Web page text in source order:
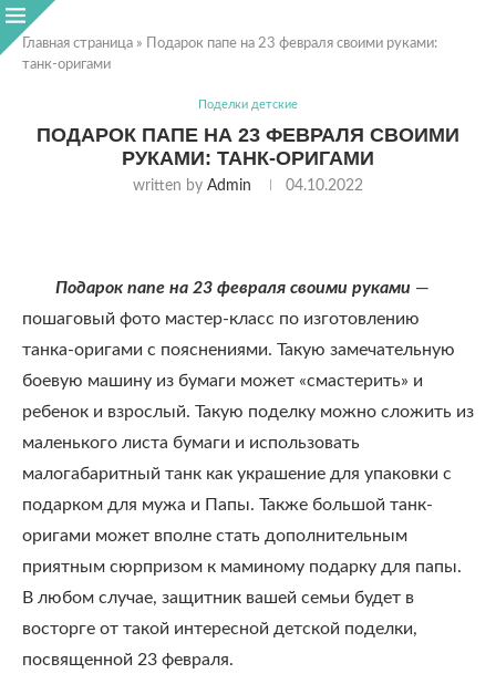
Главная страница »
Подарок папе на 23 февраля своими руками:
танк-оригами
Поделки детские
ПОДАРОК ПАПЕ НА 23 ФЕВРАЛЯ СВОИМИ
РУКАМИ: ТАНК-ОРИГАМИ
written by Admin 04.10.2022
Подарок папе на 23 февраля своими руками —
пошаговый фото мастер-класс по изготовлению
танка-оригами с пояснениями. Такую замечательную
боевую машину из бумаги может «смастерить» и
ребенок и взрослый. Такую поделку можно сложить из
маленького листа бумаги и использовать
малогабаритный танк как украшение для упаковки с
подарком для мужа и Папы. Также большой танк-
оригами может вполне стать дополнительным
приятным сюрпризом к маминому подарку для папы.
В любом случае, защитник вашей семьи будет в
восторге от такой интересной детской поделки,
посвященной 23 февраля.